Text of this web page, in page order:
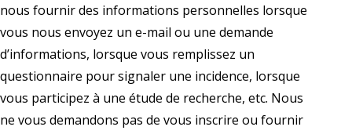
nous fournir des informations personnelles lorsque
vous nous envoyez un e-mail ou une demande
d’informations, lorsque vous remplissez un
questionnaire pour signaler une incidence, lorsque
vous participez à une étude de recherche, etc. Nous
ne vous demandons pas de vous inscrire ou fournir